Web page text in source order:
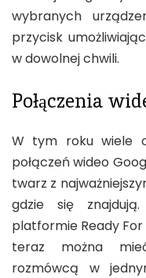
wybranych
przycisk
w dowolnej chwili.
Połączenia
W tym roku wiele
połączeń wideo
twarz z
gdzie się
platformie Ready
teraz można
rozmówcą w